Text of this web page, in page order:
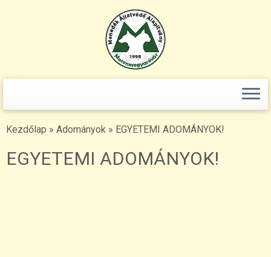
to
Kezdőlap » Adományok » EGYETEMI ADOMÁNYOK!
EGYETEMI ADOMÁNYOK!